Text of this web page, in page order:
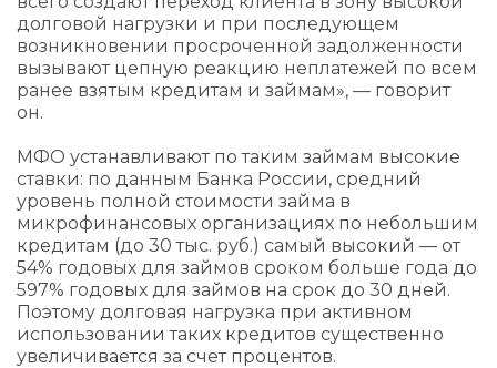
долговой нагрузки и при последующем
возникновении просроченной задолженности
вызывают цепную реакцию неплатежей по всем
ранее взятым кредитам и займам», — говорит
он.
МФО устанавливают по таким займам высокие
ставки: по данным Банка России, средний
уровень полной стоимости займа в
микрофинансовых организациях по небольшим
кредитам (до 30 тыс. руб.) самый высокий — от
54% годовых для займов сроком больше года до
597% годовых для займов на срок до 30 дней.
Поэтому долговая нагрузка при активном
использовании таких кредитов существенно
увеличивается за счет процентов.